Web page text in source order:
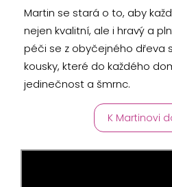
Martin se stará o to, aby
nejen kvalitní, ale i hravý a
péči se z obyčejného dřeva
kousky, které do každého
jedinečnost a šmrnc.
K Martinovi